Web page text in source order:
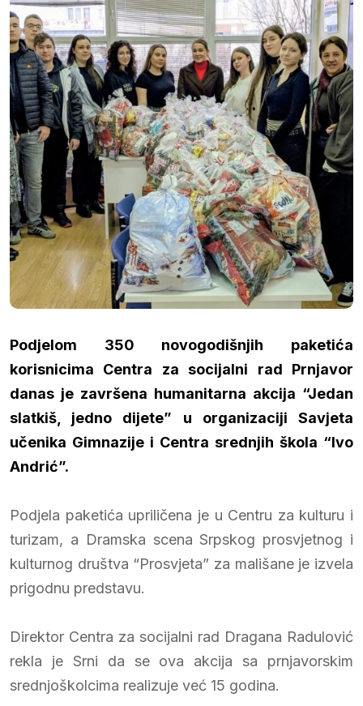
Podjelom 350 novogodišnjih paketića
korisnicima Centra za socijalni rad Prnjavor
danas je završena humanitarna akcija “Jedan
slatkiš, jedno dijete” u organizaciji Savjeta
učenika Gimnazije i Centra srednjih škola “Ivo
Andrić”.
Podjela paketića upriličena je u Centru za kulturu i
turizam, a Dramska scena Srpskog prosvjetnog i
kulturnog društva “Prosvjeta” za mališane je izvela
prigodnu predstavu.
Direktor Centra za socijalni rad Dragana Radulović
rekla je Srni da se ova akcija sa prnjavorskim
srednjoškolcima realizuje već 15 godina.